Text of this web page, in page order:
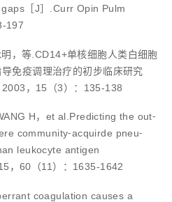
［J］.Curr Opin Pulm
197
，等.CD14+单核细胞人类白细胞
免疫调理治疗的初步临床研究
2003，15（3）：135-138
H，et al.Predicting the out⁃
community⁃acquirde pneu⁃
leukocyte antigen
，60（11）：1635-1642
coagulation causes a